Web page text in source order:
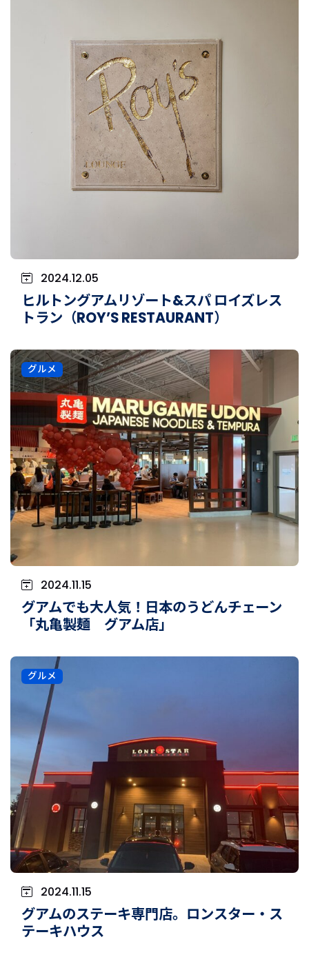
2024.12.05
ヒルトングアムリゾート&スパ ロイズレス
トラン（ROY’S RESTAURANT）
グルメ
2024.11.15
グアムでも大人気！日本のうどんチェーン
「丸亀製麺 グアム店」
グルメ
2024.11.15
グアムのステーキ専門店。ロンスター・ス
テーキハウス